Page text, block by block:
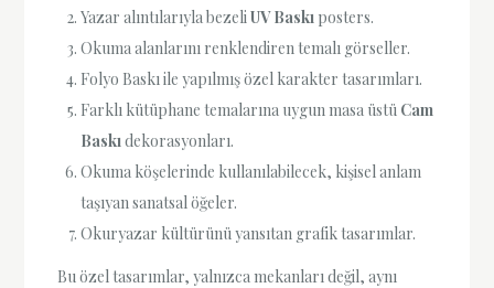
Yazar alıntılarıyla bezeliUV Baskı posters.
Okuma alanlarını renklendiren temalı görseller.
Folyo Baskı ile yapılmış özel karakter tasarımları.
Farklı kütüphane temalarına uygun masa üstü Cam
Baskı dekorasyonları.
Okuma köşelerinde kullanılabilecek, kişisel anlam
taşıyan sanatsal öğeler.
Okuryazar kültürünü yansıtan grafik tasarımlar.
Bu özel tasarımlar, yalnızca mekanları değil, aynı